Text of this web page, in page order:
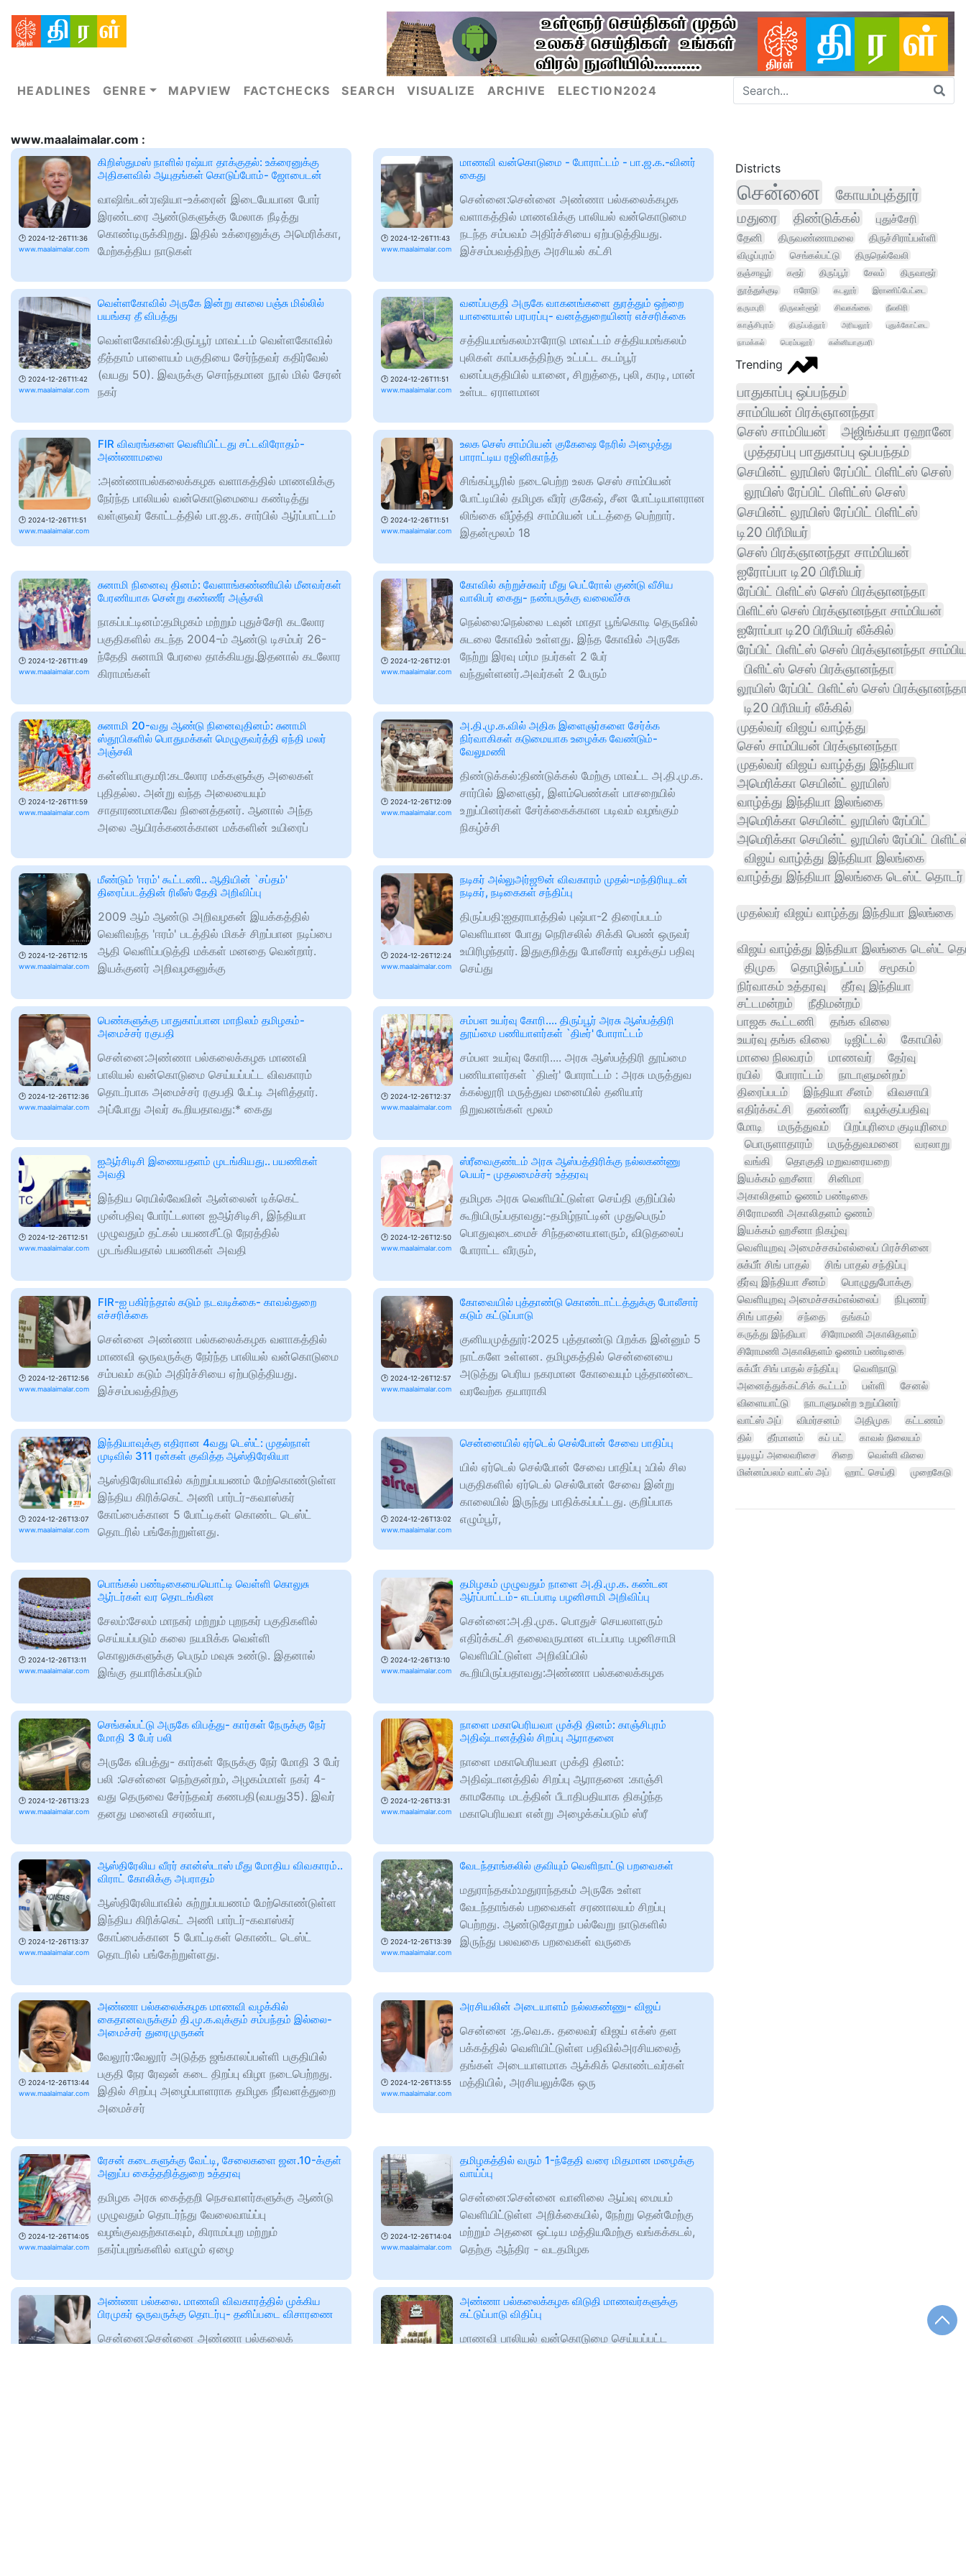
HEADLINES GENRE MAPVIEW FACTCHECKS SEARCH VISUALIZE ARCHIVE ELECTION2024
www.maalaimalar.com :
🕑 2024-12-26T11:36
www.maalaimalar.com
கிறிஸ்துமஸ் நாளில் ரஷ்யா தாக்குதல்: உக்ரைனுக்கு
அதிகளவில் ஆயுதங்கள் கொடுப்போம்- ஜோபைடன்
வாஷிங்டன்:ரஷியா-உக்ரைன் இடையேயான போர்
இரண்டரை ஆண்டுகளுக்கு மேலாக நீடித்து
கொண்டிருக்கிறது. இதில் உக்ரைனுக்கு அமெரிக்கா,
மேற்கத்திய நாடுகள்
🕑 2024-12-26T11:43
www.maalaimalar.com
மாணவி வன்கொடுமை - போராட்டம் - பா.ஜ.க.-வினர்
கைது
சென்னை:சென்னை அண்ணா பல்கலைக்கழக
வளாகத்தில் மாணவிக்கு பாலியல் வன்கொடுமை
நடந்த சம்பவம் அதிர்ச்சியை ஏற்படுத்தியது.
இச்சம்பவத்திற்கு அரசியல் கட்சி
🕑 2024-12-26T11:42
www.maalaimalar.com
வெள்ளகோவில் அருகே இன்று காலை பஞ்சு மில்லில்
பயங்கர தீ விபத்து
வெள்ளகோவில்:திருப்பூர் மாவட்டம் வெள்ளகோவில்
தீத்தாம் பாளையம் பகுதியை சேர்ந்தவர் கதிர்வேல்
(வயது 50). இவருக்கு சொந்தமான நூல் மில் சேரன்
நகர்
🕑 2024-12-26T11:51
www.maalaimalar.com
வனப்பகுதி அருகே வாகனங்களை துரத்தும் ஒற்றை
யானையால் பரபரப்பு- வனத்துறையினர் எச்சரிக்கை
சத்தியமங்கலம்:ஈரோடு மாவட்டம் சத்தியமங்கலம்
புலிகள் காப்பகத்திற்கு உட்பட்ட கடம்பூர்
வனப்பகுதியில் யானை, சிறுத்தை, புலி, கரடி, மான்
உள்பட ஏராளமான
🕑 2024-12-26T11:51
www.maalaimalar.com
FIR விவரங்களை வெளியிட்டது சட்டவிரோதம்-
அண்ணாமலை
:அண்ணாபல்கலைக்கழக வளாகத்தில் மாணவிக்கு
நேர்ந்த பாலியல் வன்கொடுமையை கண்டித்து
வள்ளுவர் கோட்டத்தில் பா.ஜ.க. சார்பில் ஆர்ப்பாட்டம்
🕑 2024-12-26T11:51
www.maalaimalar.com
உலக செஸ் சாம்பியன் குகேஷை நேரில் அழைத்து
பாராட்டிய ரஜினிகாந்த்
சிங்கப்பூரில் நடைபெற்ற உலக செஸ் சாம்பியன்
போட்டியில் தமிழக வீரர் குகேஷ், சீன போட்டியாளரான
லிங்கை வீழ்த்தி சாம்பியன் பட்டத்தை பெற்றார்.
இதன்மூலம் 18
🕑 2024-12-26T11:49
www.maalaimalar.com
சுனாமி நினைவு தினம்: வேளாங்கண்ணியில் மீனவர்கள்
பேரணியாக சென்று கண்ணீர் அஞ்சலி
நாகப்பட்டினம்:தமிழகம் மற்றும் புதுச்சேரி கடலோர
பகுதிகளில் கடந்த 2004-ம் ஆண்டு டிசம்பர் 26-
ந்தேதி சுனாமி பேரலை தாக்கியது.இதனால் கடலோர
கிராமங்கள்
🕑 2024-12-26T12:01
www.maalaimalar.com
கோவில் சுற்றுச்சுவர் மீது பெட்ரோல் குண்டு வீசிய
வாலிபர் கைது- நண்பருக்கு வலைவீச்சு
நெல்லை:நெல்லை டவுன் மாதா பூங்கொடி தெருவில்
சுடலை கோவில் உள்ளது. இந்த கோவில் அருகே
நேற்று இரவு மர்ம நபர்கள் 2 பேர்
வந்துள்ளனர்.அவர்கள் 2 பேரும்
🕑 2024-12-26T11:59
www.maalaimalar.com
சுனாமி 20-வது ஆண்டு நினைவுதினம்: சுனாமி
ஸ்தூபிகளில் பொதுமக்கள் மெழுகுவர்த்தி ஏந்தி மலர்
அஞ்சலி
கன்னியாகுமரி:கடலோர மக்களுக்கு அலைகள்
புதிதல்ல. அன்று வந்த அலையையும்
சாதாரணமாகவே நினைத்தனர். ஆனால் அந்த
அலை ஆயிரக்கணக்கான மக்களின் உயிரைப்
🕑 2024-12-26T12:09
www.maalaimalar.com
அ.தி.மு.க.வில் அதிக இளைஞர்களை சேர்க்க
நிர்வாகிகள் கடுமையாக உழைக்க வேண்டும்-
வேலுமணி
திண்டுக்கல்:திண்டுக்கல் மேற்கு மாவட்ட அ.தி.மு.க.
சார்பில் இளைஞர், இளம்பெண்கள் பாசறையில்
உறுப்பினர்கள் சேர்க்கைக்கான படிவம் வழங்கும்
நிகழ்ச்சி
🕑 2024-12-26T12:15
www.maalaimalar.com
மீண்டும் 'ஈரம்' கூட்டணி.. ஆதியின் `சப்தம்'
திரைப்படத்தின் ரிலீஸ் தேதி அறிவிப்பு
2009 ஆம் ஆண்டு அறிவழகன் இயக்கத்தில்
வெளிவந்த 'ஈரம்' படத்தில் மிகச் சிறப்பான நடிப்பை
ஆதி வெளிப்படுத்தி மக்கள் மனதை வென்றார்.
இயக்குனர் அறிவழகனுக்கு
🕑 2024-12-26T12:24
www.maalaimalar.com
நடிகர் அல்லுஅர்ஜூன் விவகாரம் முதல்-மந்திரியுடன்
நடிகர், நடிகைகள் சந்திப்பு
திருப்பதி:ஐதராபாத்தில் புஷ்பா-2 திரைப்படம்
வெளியான போது நெரிசலில் சிக்கி பெண் ஒருவர்
உயிரிழந்தார். இதுகுறித்து போலீசார் வழக்குப் பதிவு
செய்து
🕑 2024-12-26T12:36
www.maalaimalar.com
பெண்களுக்கு பாதுகாப்பான மாநிலம் தமிழகம்-
அமைச்சர் ரகுபதி
சென்னை:அண்ணா பல்கலைக்கழக மாணவி
பாலியல் வன்கொடுமை செய்யப்பட்ட விவகாரம்
தொடர்பாக அமைச்சர் ரகுபதி பேட்டி அளித்தார்.
அப்போது அவர் கூறியதாவது:* கைது
🕑 2024-12-26T12:37
www.maalaimalar.com
சம்பள உயர்வு கோரி.... திருப்பூர் அரசு ஆஸ்பத்திரி
தூய்மை பணியாளர்கள் `திடீர்' போராட்டம்
சம்பள உயர்வு கோரி.... அரசு ஆஸ்பத்திரி தூய்மை
பணியாளர்கள் `திடீர்' போராட்டம் : அரசு மருத்துவ
க்கல்லூரி மருத்துவ மனையில் தனியார்
நிறுவனங்கள் மூலம்
🕑 2024-12-26T12:51
www.maalaimalar.com
ஐஆர்சிடிசி இணையதளம் முடங்கியது.. பயணிகள்
அவதி
இந்திய ரெயில்வேவின் ஆன்லைன் டிக்கெட்
முன்பதிவு போர்ட்டலான ஐஆர்சிடிசி, இந்தியா
முழுவதும் தட்கல் பயணசீட்டு நேரத்தில்
முடங்கியதால் பயணிகள் அவதி
🕑 2024-12-26T12:50
www.maalaimalar.com
ஸ்ரீவைகுண்டம் அரசு ஆஸ்பத்திரிக்கு நல்லகண்ணு
பெயர்- முதலமைச்சர் உத்தரவு
தமிழக அரசு வெளியிட்டுள்ள செய்தி குறிப்பில்
கூறியிருப்பதாவது:-தமிழ்நாட்டின் முதுபெரும்
பொதுவுடைமைச் சிந்தனையாளரும், விடுதலைப்
போராட்ட வீரரும்,
🕑 2024-12-26T12:56
www.maalaimalar.com
FIR-ஐ பகிர்ந்தால் கடும் நடவடிக்கை- காவல்துறை
எச்சரிக்கை
சென்னை அண்ணா பல்கலைக்கழக வளாகத்தில்
மாணவி ஒருவருக்கு நேர்ந்த பாலியல் வன்கொடுமை
சம்பவம் கடும் அதிர்ச்சியை ஏற்படுத்தியது.
இச்சம்பவத்திற்கு
🕑 2024-12-26T12:57
www.maalaimalar.com
கோவையில் புத்தாண்டு கொண்டாட்டத்துக்கு போலீசார்
கடும் கட்டுப்பாடு
குனியமுத்தூர்:2025 புத்தாண்டு பிறக்க இன்னும் 5
நாட்களே உள்ளன. தமிழகத்தில் சென்னையை
அடுத்து பெரிய நகரமான கோவையும் புத்தாண்டை
வரவேற்க தயாராகி
🕑 2024-12-26T13:07
www.maalaimalar.com
இந்தியாவுக்கு எதிரான 4வது டெஸ்ட்: முதல்நாள்
முடிவில் 311 ரன்கள் குவித்த ஆஸ்திரேலியா
ஆஸ்திரேலியாவில் சுற்றுப்பயணம் மேற்கொண்டுள்ள
இந்திய கிரிக்கெட் அணி பார்டர்-கவாஸ்கர்
கோப்பைக்கான 5 போட்டிகள் கொண்ட டெஸ்ட்
தொடரில் பங்கேற்றுள்ளது.
🕑 2024-12-26T13:02
www.maalaimalar.com
சென்னையில் ஏர்டெல் செல்போன் சேவை பாதிப்பு
யில் ஏர்டெல் செல்போன் சேவை பாதிப்பு :யில் சில
பகுதிகளில் ஏர்டெல் செல்போன் சேவை இன்று
காலையில் இருந்து பாதிக்கப்பட்டது. குறிப்பாக
எழும்பூர்,
🕑 2024-12-26T13:11
www.maalaimalar.com
பொங்கல் பண்டிகையையொட்டி வெள்ளி கொலுசு
ஆர்டர்கள் வர தொடங்கின
சேலம்:சேலம் மாநகர் மற்றும் புறநகர் பகுதிகளில்
செய்யப்படும் கலை நயமிக்க வெள்ளி
கொலுசுகளுக்கு பெரும் மவுசு உண்டு. இதனால்
இங்கு தயாரிக்கப்படும்
🕑 2024-12-26T13:10
www.maalaimalar.com
தமிழகம் முழுவதும் நாளை அ.தி.மு.க. கண்டன
ஆர்ப்பாட்டம்- எடப்பாடி பழனிசாமி அறிவிப்பு
சென்னை:அ.தி.முக. பொதுச் செயலாளரும்
எதிர்க்கட்சி தலைவருமான எடப்பாடி பழனிசாமி
வெளியிட்டுள்ள அறிவிப்பில்
கூறியிருப்பதாவது:அண்ணா பல்கலைக்கழக
🕑 2024-12-26T13:23
www.maalaimalar.com
செங்கல்பட்டு அருகே விபத்து- கார்கள் நேருக்கு நேர்
மோதி 3 பேர் பலி
அருகே விபத்து- கார்கள் நேருக்கு நேர் மோதி 3 பேர்
பலி :சென்னை நெற்குன்றம், அழகம்மாள் நகர் 4-
வது தெருவை சேர்ந்தவர் கணபதி(வயது35). இவர்
தனது மனைவி சரண்யா,
🕑 2024-12-26T13:31
www.maalaimalar.com
நாளை மகாபெரியவா முக்தி தினம்: காஞ்சிபுரம்
அதிஷ்டானத்தில் சிறப்பு ஆராதனை
நாளை மகாபெரியவா முக்தி தினம்:
அதிஷ்டானத்தில் சிறப்பு ஆராதனை :காஞ்சி
காமகோடி மடத்தின் பீடாதிபதியாக திகழ்ந்த
மகாபெரியவா என்று அழைக்கப்படும் ஸ்ரீ
🕑 2024-12-26T13:37
www.maalaimalar.com
ஆஸ்திரேலிய வீரர் கான்ஸ்டாஸ் மீது மோதிய விவகாரம்..
விராட் கோலிக்கு அபராதம்
ஆஸ்திரேலியாவில் சுற்றுப்பயணம் மேற்கொண்டுள்ள
இந்திய கிரிக்கெட் அணி பார்டர்-கவாஸ்கர்
கோப்பைக்கான 5 போட்டிகள் கொண்ட டெஸ்ட்
தொடரில் பங்கேற்றுள்ளது.
🕑 2024-12-26T13:39
www.maalaimalar.com
வேடந்தாங்கலில் குவியும் வெளிநாட்டு பறவைகள்
மதுராந்தகம்:மதுராந்தகம் அருகே உள்ள
வேடந்தாங்கல் பறவைகள் சரணாலயம் சிறப்பு
பெற்றது. ஆண்டுதோறும் பல்வேறு நாடுகளில்
இருந்து பலவகை பறவைகள் வருகை
🕑 2024-12-26T13:44
www.maalaimalar.com
அண்ணா பல்கலைக்கழக மாணவி வழக்கில்
கைதானவருக்கும் தி.மு.க.வுக்கும் சம்பந்தம் இல்லை-
அமைச்சர் துரைமுருகன்
வேலூர்:வேலூர் அடுத்த ஜங்காலப்பள்ளி பகுதியில்
பகுதி நேர ரேஷன் கடை திறப்பு விழா நடைபெற்றது.
இதில் சிறப்பு அழைப்பாளராக தமிழக நீர்வளத்துறை
அமைச்சர்
🕑 2024-12-26T13:55
www.maalaimalar.com
அரசியலின் அடையாளம் நல்லகண்ணு- விஜய்
சென்னை :த.வெ.க. தலைவர் விஜய் எக்ஸ் தள
பக்கத்தில் வெளியிட்டுள்ள பதிவில்அரசியலைத்
தங்கள் அடையாளமாக ஆக்கிக் கொண்டவர்கள்
மத்தியில், அரசியலுக்கே ஒரு
🕑 2024-12-26T14:05
www.maalaimalar.com
ரேசன் கடைகளுக்கு வேட்டி, சேலைகளை ஜன.10-க்குள்
அனுப்ப கைத்தறித்துறை உத்தரவு
தமிழக அரசு கைத்தறி நெசவாளர்களுக்கு ஆண்டு
முழுவதும் தொடர்ந்து வேலைவாய்ப்பு
வழங்குவதற்காகவும், கிராமப்புற மற்றும்
நகர்ப்புறங்களில் வாழும் ஏழை
🕑 2024-12-26T14:04
www.maalaimalar.com
தமிழகத்தில் வரும் 1-ந்தேதி வரை மிதமான மழைக்கு
வாய்ப்பு
சென்னை:சென்னை வானிலை ஆய்வு மையம்
வெளியிட்டுள்ள அறிக்கையில், நேற்று தென்மேற்கு
மற்றும் அதனை ஒட்டிய மத்தியமேற்கு வங்கக்கடல்,
தெற்கு ஆந்திர - வடதமிழக
அண்ணா பல்கலை. மாணவி விவகாரத்தில் முக்கிய
பிரமுகர் ஒருவருக்கு தொடர்பு- தனிப்படை விசாரணை
சென்னை:சென்னை அண்ணா பல்கலைக்
அண்ணா பல்கலைக்கழக விடுதி மாணவர்களுக்கு
கட்டுப்பாடு விதிப்பு
மாணவி பாலியல் வன்கொடுமை செய்யப்பட்ட
Districts
சென்னை
கோயம்புத்தூர்
மதுரை
திண்டுக்கல் புதுச்சேரி
தேனி திருவண்ணாமலை
திருச்சிராப்பள்ளி
விழுப்புரம்
செங்கல்பட்டு திருநெல்வேலி
தஞ்சாவூர் கரூர் திருப்பூர் சேலம்
திருவாரூர்
தூத்துக்குடி
ஈரோடு கடலூர்
இராணிப்பேட்டை
தருமபுரி
திருவள்ளூர் சிவகங்கை
நீலகிரி
காஞ்சிபுரம்
திருப்பத்தூர் அரியலூர்
புதுக்கோட்டை
நாமக்கல்
பெரம்பலூர் கன்னியாகுமரி
Trending
பாதுகாப்பு ஒப்பந்தம்
சாம்பியன் பிரக்ஞானந்தா
செஸ் சாம்பியன்
அஜிங்க்யா ரஹானே
முத்தரப்பு பாதுகாப்பு ஒப்பந்தம்
செயின்ட் லூயிஸ் ரேப்பிட் பிளிட்ஸ் செஸ்
லூயிஸ் ரேப்பிட் பிளிட்ஸ் செஸ்
செயின்ட் லூயிஸ் ரேப்பிட் பிளிட்ஸ்
டி20 பிரீமியர்
செஸ் பிரக்ஞானந்தா சாம்பியன்
ஐரோப்பா டி20 பிரீமியர்
ரேப்பிட் பிளிட்ஸ் செஸ் பிரக்ஞானந்தா
பிளிட்ஸ் செஸ் பிரக்ஞானந்தா சாம்பியன்
ஐரோப்பா டி20 பிரீமியர் லீக்கில்
ரேப்பிட் பிளிட்ஸ் செஸ் பிரக்ஞானந்தா
பிளிட்ஸ் செஸ் பிரக்ஞானந்தா
லூயிஸ் ரேப்பிட் பிளிட்ஸ் செஸ்
டி20 பிரீமியர் லீக்கில்
முதல்வர் விஜய் வாழ்த்து
செஸ் சாம்பியன் பிரக்ஞானந்தா
முதல்வர் விஜய் வாழ்த்து இந்தியா
அமெரிக்கா செயின்ட் லூயிஸ்
வாழ்த்து இந்தியா இலங்கை
அமெரிக்கா செயின்ட் லூயிஸ் ரேப்பிட்
அமெரிக்கா செயின்ட் லூயிஸ் ரேப்பிட்
விஜய் வாழ்த்து இந்தியா இலங்கை
வாழ்த்து இந்தியா இலங்கை டெஸ்ட் தொடர்
முதல்வர் விஜய் வாழ்த்து இந்தியா இலங்கை
விஜய் வாழ்த்து இந்தியா இலங்கை டெஸ்ட்
திமுக
தொழில்நுட்பம்
சமூகம்
நிர்வாகம் உத்தரவு
தீர்வு இந்தியா
சட்டமன்றம்
நீதிமன்றம்
பாஜக கூட்டணி
தங்க விலை
உயர்வு தங்க விலை
டிஜிட்டல்
கோயில்
மாலை நிலவரம்
மாணவர்
தேர்வு
ரயில்
போராட்டம்
நாடாளுமன்றம்
திரைப்படம்
இந்தியா சீனம்
விவசாயி
எதிர்க்கட்சி
தண்ணீர்
வழக்குப்பதிவு
மோடி
மருத்துவம்
பிறப்புரிமை குடியுரிமை
பொருளாதாரம்
மருத்துவமனை
வரலாறு
வங்கி
தொகுதி மறுவரையறை
இயக்கம் ஹசீனா
சினிமா
அகாலிதளம் ஓணம் பண்டிகை
சிரோமணி அகாலிதளம் ஓணம்
இயக்கம் ஹசீனா நிகழ்வு
வெளியுறவு அமைச்சகம்எல்லைப் பிரச்சினை
சுக்பீா் சிங் பாதல்
சிங் பாதல் சந்திப்பு
தீர்வு இந்தியா சீனம்
பொழுதுபோக்கு
வெளியுறவு அமைச்சகம்எல்லைப்
நிபுணர்
சிங் பாதல்
சந்தை
தங்கம்
கருத்து இந்தியா
சிரோமணி அகாலிதளம்
சிரோமணி அகாலிதளம் ஓணம் பண்டிகை
சுக்பீா் சிங் பாதல் சந்திப்பு
வெளிநாடு
அனைத்துக்கட்சிக் கூட்டம்
பள்ளி
சேனல்
விளையாட்டு
நாடாளுமன்ற உறுப்பினர்
வாட்ஸ் அப்
விமர்சனம் அதிமுக
கட்டணம்
தில்
தீர்மானம் கப் பட்
காவல் நிலையம்
யூடியூப் அலைவரிசை
சிறை
வெள்ளி விலை
மின்னம்பலம் வாட்ஸ் அப்
ஹாட் செய்தி முறைகேடு